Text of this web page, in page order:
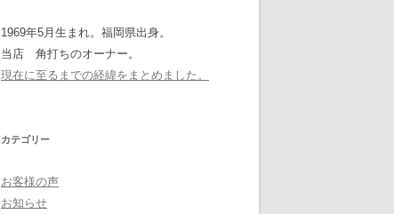
1969年5月生まれ。福岡県出身。
当店 角打ちのオーナー。
現在に至るまでの経緯をまとめました。
カテゴリー
お客様の声
お知らせ